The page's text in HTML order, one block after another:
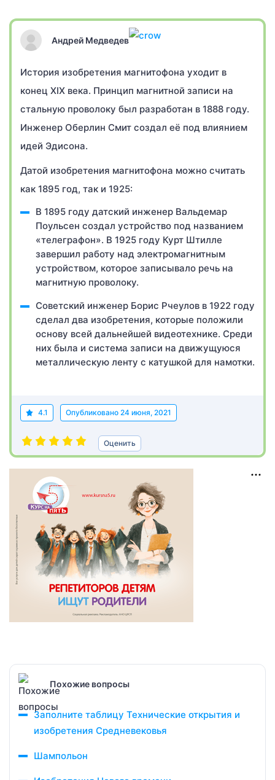
Андрей Медведев
История изобретения магнитофона уходит в
конец XIX века. Принцип магнитной записи на
стальную проволоку был разработан в 1888 году.
Инженер Оберлин Смит создал её под влиянием
идей Эдисона.
Датой изобретения магнитофона можно считать
как 1895 год, так и 1925:
В 1895 году датский инженер Вальдемар
Поульсен создал устройство под названием
«телеграфон». В 1925 году Курт Штилле
завершил работу над электромагнитным
устройством, которое записывало речь на
магнитную проволоку.
Советский инженер Борис Рчеулов в 1922 году
сделал два изобретения, которые положили
основу всей дальнейшей видеотехнике. Среди
них была и система записи на движущуюся
металлическую ленту с катушкой для намотки.
4.1 Опубликовано 24 июня, 2021
Оценить
Похожие вопросы
Заполните таблицу Технические открытия и
изобретения Средневековья
Шампольон